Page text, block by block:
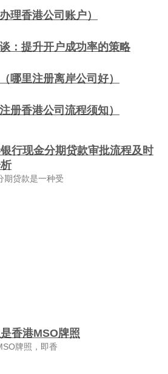
理香港公司账户）
：提升开户成功率的策略
哪里注册离岸公司好）
册香港公司流程须知）
行现金分期贷款审批流程及时
期贷款是一种受
香港MSO牌照
牌照，即香